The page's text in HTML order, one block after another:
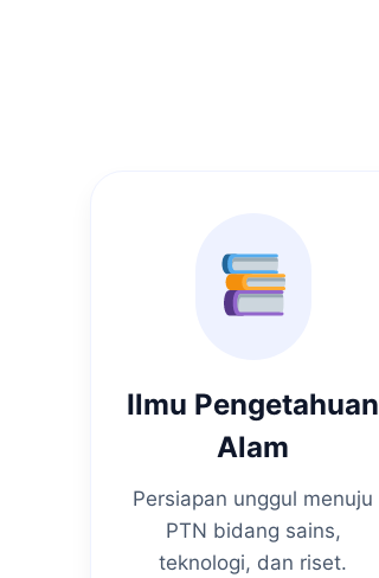
Ilmu Pengetahuan
Alam
Persiapan unggul menuju
PTN bidang sains,
teknologi, dan riset.